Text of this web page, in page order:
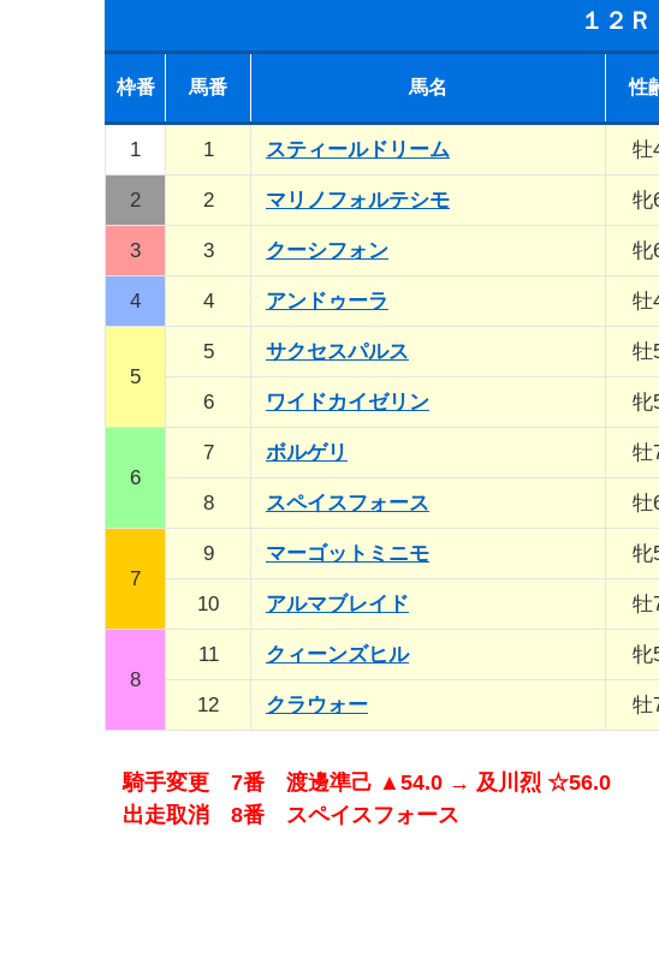
１２
枠番 馬番 馬名 性
1 1 スティールドリーム 牡
2 2 マリノフォルテシモ 牝
3 3 クーシフォン 牝
4 4 アンドゥーラ 牡
5
5 サクセスパルス 牡
6 ワイドカイゼリン 牝
6
7 ボルゲリ 牡
8 スペイスフォース 牡
7
9 マーゴットミニモ 牝
10 アルマブレイド 牡
8
11 クィーンズヒル 牝
12 クラウォー 牡
騎手変更 7番 渡邊準己 ▲54.0 → 及川烈 ☆56.0
出走取消 8番 スペイスフォース